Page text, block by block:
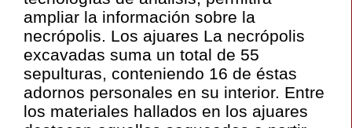
ampliar la información sobre la
necrópolis. Los ajuares La necrópolis
excavadas suma un total de 55
sepulturas, conteniendo 16 de éstas
adornos personales en su interior. Entre
los materiales hallados en los ajuares